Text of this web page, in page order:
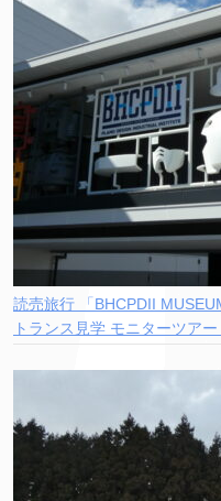
読売旅行 「BHCPDII
トランス見学 モニターツア